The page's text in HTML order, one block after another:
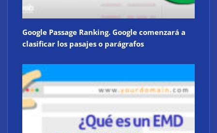
Google Passage Ranking. Google comenzará a
clasificar los pasajes o parágrafos